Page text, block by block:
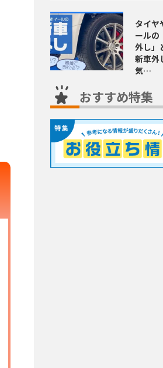
タイヤ
ールの
外し」
新車外
気…
おすすめ特集